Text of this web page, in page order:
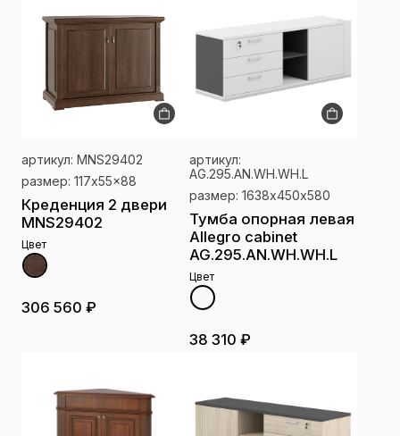
артикул: MNS29402
размер: 117x55x88
Креденция 2 двери
MNS29402
Цвет
306 560 ₽
артикул:
AG.295.AN.WH.WH.L
размер: 1638х450х580
Тумба опорная левая
Allegro cabinet
AG.295.AN.WH.WH.L
Цвет
38 310 ₽